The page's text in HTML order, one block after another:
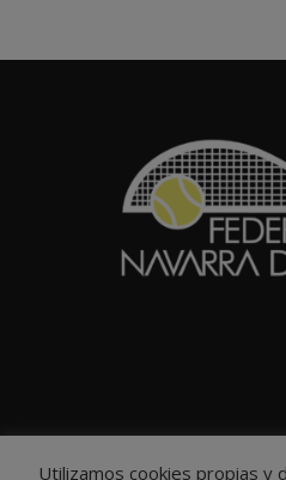
Utilizamos cookies propias y